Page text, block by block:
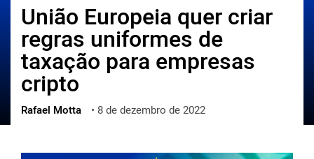
русский
한국어
العربية
ไทย
ქართული
vietnamese
União Europeia quer criar
regras uniformes de
taxação para empresas
cripto
Rafael Motta • 8 de dezembro de 2022